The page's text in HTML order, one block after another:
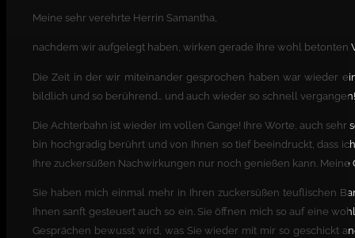
Meine sehr verehrte Herrin Samantha,
nachdem wir aufgelegt haben, wirken gerade Ihre wohl betonten
Die Zeit in der wir miteinander gesprochen haben war wieder
bildlich und so berührend… und auch wieder so schnell vergangen!
Die Achterbahn ist wieder im vollen Gange! Ihre Worte, auch
bin hochgradig berührt und von Ihnen so tief beeindruckt, dass
Ihre zuckersüßen Nachwirkungen nur noch genießen kann.
Sie haben mich einmal mehr in Ihren zuckersüßen teuflischen
Ihnen sanft gesteuert auch so ein. Sie öffnen mich so auf eine
Gesprächen bewusst wird, was Sie wieder mit mir so geschickt